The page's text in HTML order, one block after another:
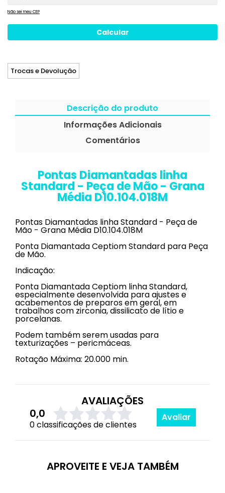
Não sei meu CEP
Trocas e Devolução
Descrição do produto
Informações Adicionais
Comentários
Pontas Diamantadas linha
Standard - Peça de Mão - Grana
Média D10.104.018M
Pontas Diamantadas linha Standard - Peça de
Mão - Grana Média D10.104.018M
Ponta Diamantada Ceptiom Standard para Peça
de Mão.
Indicação:
Ponta Diamantada Ceptiom linha Standard,
especialmente desenvolvida para ajustes e
acabementos de preparos em geral, em
trabalhos com zirconia, dissilicato de lítio e
porcelanas.
Podem também serem usadas para
texturizações – pericmáceas.
Rotação Máxima: 20.000 min.
AVALIAÇÕES
0,0
0 classificações de clientes
Avaliar
APROVEITE E VEJA TAMBÉM